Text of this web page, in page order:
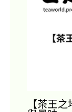
【茶王